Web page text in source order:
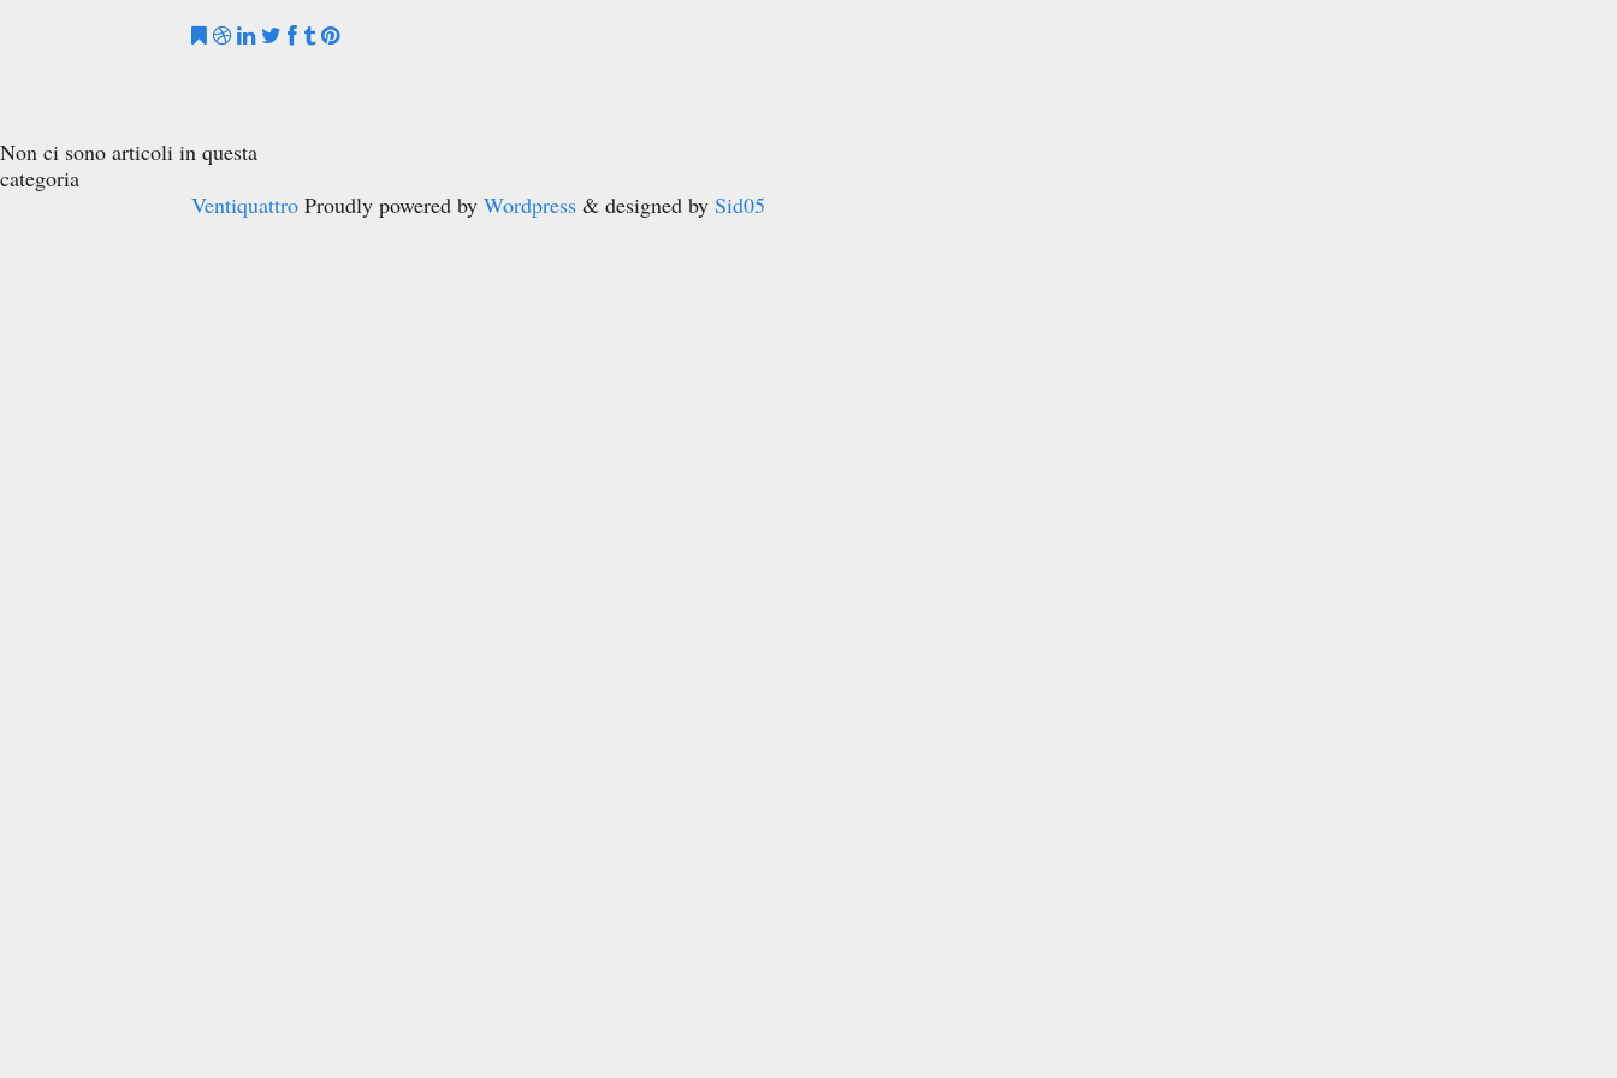
Non ci sono articoli in questa
categoria
Ventiquattro Proudly powered by Wordpress & designed by Sid05